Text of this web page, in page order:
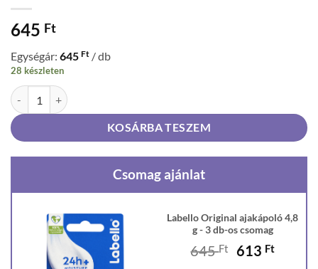
645 Ft
Egységár: 645 Ft / db
28 készleten
Labello Original ajakápoló 4,8 g mennyiség
KOSÁRBA TESZEM
Csomag ajánlat
Labello Original ajakápoló 4,8
g - 3 db-os csomag
645Ft
Original
613 Ft